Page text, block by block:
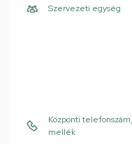
Szervezeti egység
Központi telefonszám,
mellék